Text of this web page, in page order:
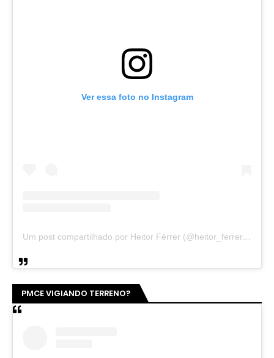
Ver essa foto no Instagram
Um post compartilhado por Heitor Férrer (@heitor_ferrer77)
PMCE VIGIANDO TERRENO?